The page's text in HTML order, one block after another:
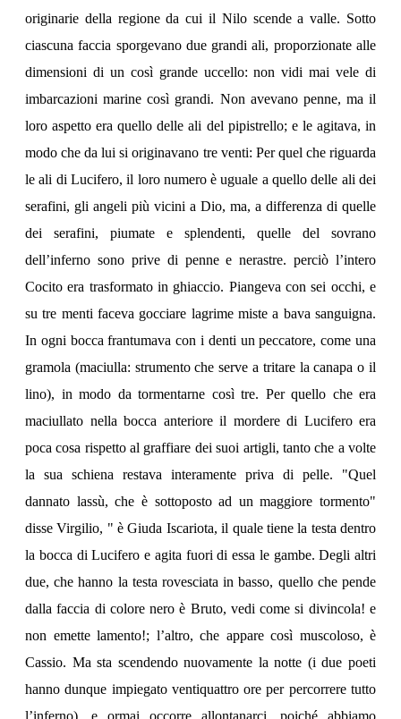
originarie della regione da cui il Nilo scende a valle. Sotto
ciascuna faccia sporgevano due grandi ali, proporzionate alle
dimensioni di un così grande uccello: non vidi mai vele di
imbarcazioni marine così grandi. Non avevano penne, ma il
loro aspetto era quello delle ali del pipistrello; e le agitava, in
modo che da lui si originavano tre venti: Per quel che riguarda
le ali di Lucifero, il loro numero è uguale a quello delle ali dei
serafini, gli angeli più vicini a Dio, ma, a differenza di quelle
dei serafini, piumate e splendenti, quelle del sovrano
dell’inferno sono prive di penne e nerastre. perciò l’intero
Cocito era trasformato in ghiaccio. Piangeva con sei occhi, e
su tre menti faceva gocciare lagrime miste a bava sanguigna.
In ogni bocca frantumava con i denti un peccatore, come una
gramola (maciulla: strumento che serve a tritare la canapa o il
lino), in modo da tormentarne così tre. Per quello che era
maciullato nella bocca anteriore il mordere di Lucifero era
poca cosa rispetto al graffiare dei suoi artigli, tanto che a volte
la sua schiena restava interamente priva di pelle. "Quel
dannato lassù, che è sottoposto ad un maggiore tormento"
disse Virgilio, " è Giuda Iscariota, il quale tiene la testa dentro
la bocca di Lucifero e agita fuori di essa le gambe. Degli altri
due, che hanno la testa rovesciata in basso, quello che pende
dalla faccia di colore nero è Bruto, vedi come si divincola! e
non emette lamento!; l’altro, che appare così muscoloso, è
Cassio. Ma sta scendendo nuovamente la notte (i due poeti
hanno dunque impiegato ventiquattro ore per percorrere tutto
l’inferno), e ormai occorre allontanarci, poiché abbiamo